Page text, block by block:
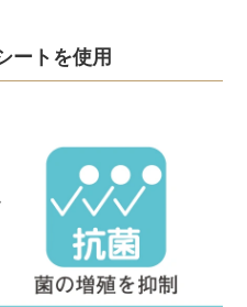
ートを使用